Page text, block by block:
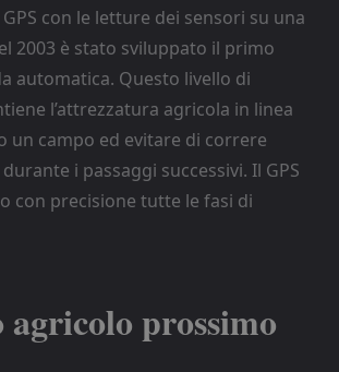
con le letture dei sensori su una
2003 è stato sviluppato il primo
automatica. Questo livello di
l’attrezzatura agricola in linea
un campo ed evitare di correre
i passaggi successivi. Il GPS
con precisione tutte le fasi di
prossimo